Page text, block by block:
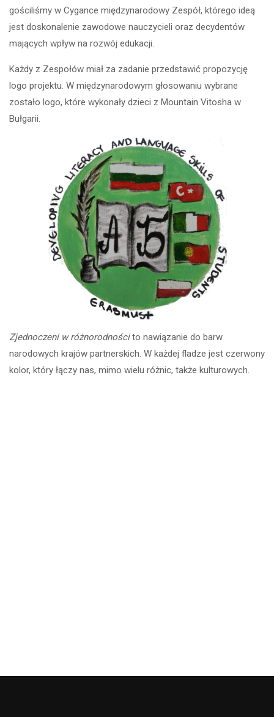
gościliśmy w Cygance międzynarodowy Zespół, którego ideą
jest doskonalenie zawodowe nauczycieli oraz decydentów
mających wpływ na rozwój edukacji.
Każdy z Zespołów miał za zadanie przedstawić propozycję
logo projektu. W międzynarodowym głosowaniu wybrane
zostało logo, które wykonały dzieci z Mountain Vitosha w
Bułgarii.
Zjednoczeni w różnorodnościto nawiązanie do barw
narodowych krajów partnerskich. W każdej fladze jest czerwony
kolor, który łączy nas, mimo wielu różnic, także kulturowych.